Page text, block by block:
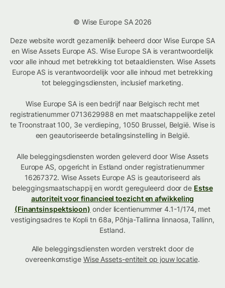
© Wise Europe SA 2026
Deze website wordt gezamenlijk beheerd door Wise Europe SA
en Wise Assets Europe AS. Wise Europe SA is verantwoordelijk
voor alle inhoud met betrekking tot betaaldiensten. Wise Assets
Europe AS is verantwoordelijk voor alle inhoud met betrekking
tot beleggingsdiensten, inclusief marketing.
Wise Europe SA is een bedrijf naar Belgisch recht met
registratienummer 0713629988 en met maatschappelijke zetel
te Troonstraat 100, 3e verdieping, 1050 Brussel, België. Wise is
een geautoriseerde betalingsinstelling in België.
Alle beleggingsdiensten worden geleverd door Wise Assets
Europe AS, opgericht in Estland onder registratienummer
16267372. Wise Assets Europe AS is geautoriseerd als
beleggingsmaatschappij en wordt gereguleerd door de Estse
autoriteit voor financieel toezicht en afwikkeling
(Finantsinspektsioon) onder licentienummer 4.1-1/174, met
vestigingsadres te Kopli tn 68a, Põhja-Tallinna linnaosa, Tallinn,
Estland.
Alle beleggingsdiensten worden verstrekt door de
overeenkomstige Wise Assets-entiteit op jouw locatie.